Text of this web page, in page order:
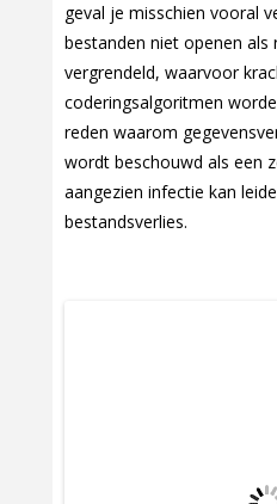
geval je misschien vooral
bestanden niet openen
vergrendeld, waarvoor
coderingsalgoritmen
reden waarom
wordt beschouwd als een
aangezien infectie kan
bestandsverlies.